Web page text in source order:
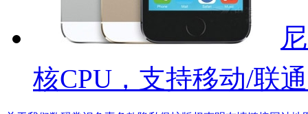
核CPU，支持移动/联